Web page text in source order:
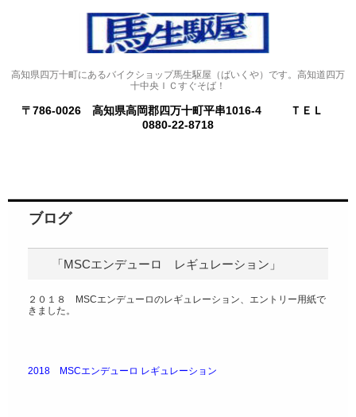
高知県四万十町にあるバイクショップ馬生駆屋（ばいくや）です。高知道四万
十中央ＩＣすぐそば！
〒786-0026 高知県高岡郡四万十町平串1016-4
ＴＥＬ
0880-22-8718
ブログ
「MSCエンデューロ レギュレーション」
２０１８ MSCエンデューロのレギュレーション、エントリー用紙で
きました。
2018 MSCエンデューロ レギュレーション